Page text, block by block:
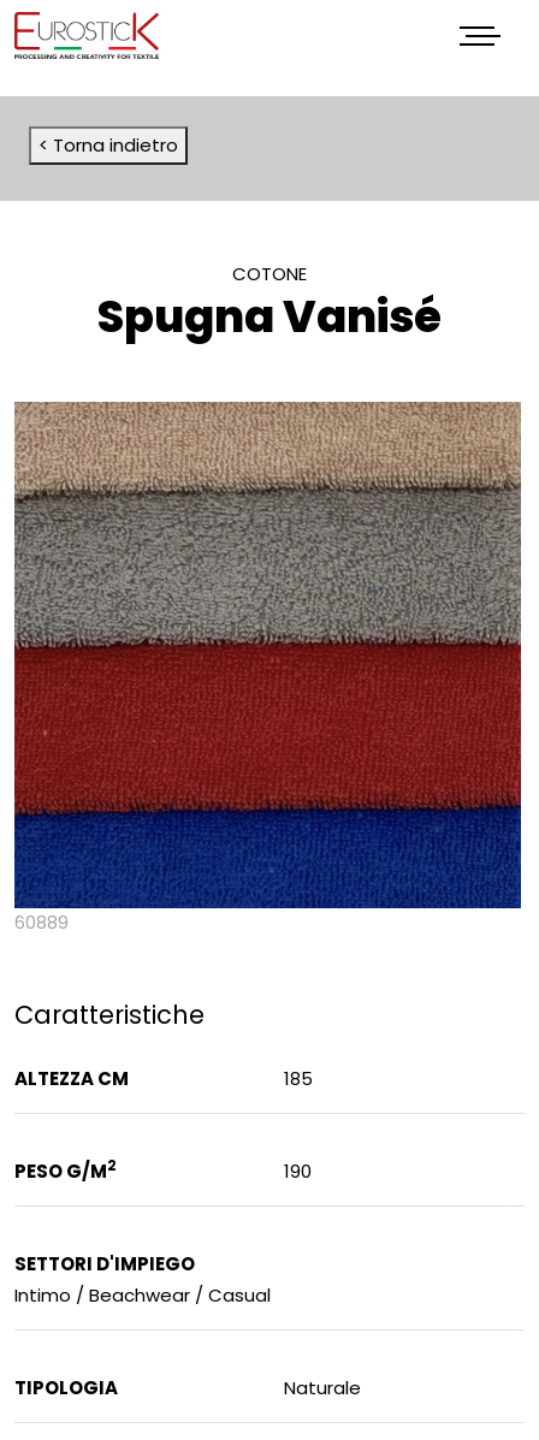
Menu
< Torna indietro
COTONE
Spugna Vanisé
60889
Caratteristiche
ALTEZZA CM 185
PESO G/M2 190
SETTORI D'IMPIEGO
Intimo / Beachwear / Casual
TIPOLOGIA Naturale